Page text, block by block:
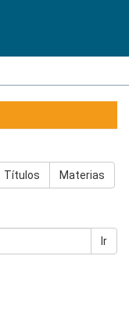
Títulos Materias
Ir